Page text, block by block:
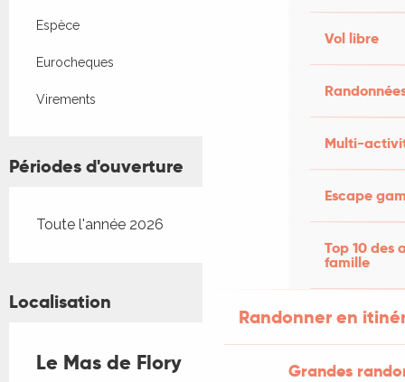
Vol libre
Multi-
Escape
Top 10 des
famille
Randonner en
Grandes
Espèce
Eurocheques
Virements
Périodes d'ouverture
Toute l'année 2026
Localisation
Le Mas de Flory